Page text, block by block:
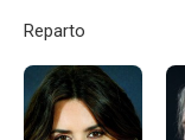
Reparto